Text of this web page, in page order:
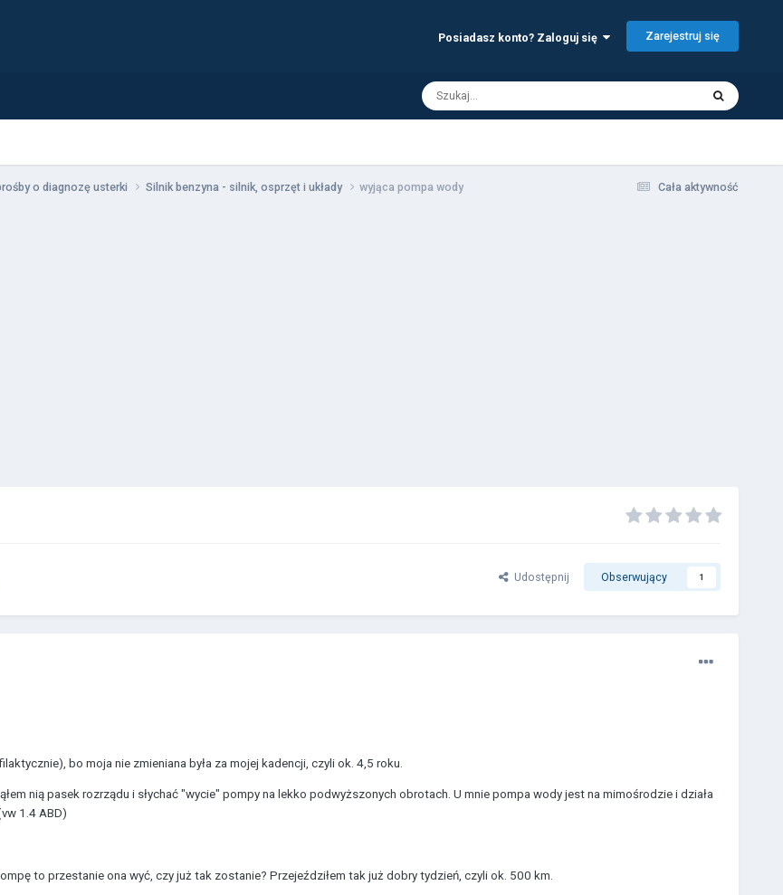
Posiadasz konto? Zaloguj się Zarejestruj się
Cała aktywność
o diagnozę usterki Silnik benzyna - silnik, osprzęt i układy wyjąca pompa wody
Udostępnij Obserwujący 1
bo moja nie zmieniana była za mojej kadencji, czyli ok. 4,5 roku.
nią pasek rozrządu i słychać "wycie" pompy na lekko podwyższonych obrotach. U mnie pompa wody jest na mimośrodzie i działa
1.4 ABD)
to przestanie ona wyć, czy już tak zostanie? Przejeździłem tak już dobry tydzień, czyli ok. 500 km.